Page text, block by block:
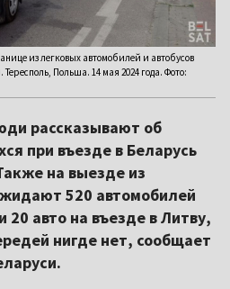
из легковых автомобилей и автобусов
Тересполь, Польша. 14 мая 2024 года. Фото:
рассказывают об
при въезде в Беларусь
на выезде из
520 автомобилей
20 авто на въезде в Литву,
нигде нет, сообщает